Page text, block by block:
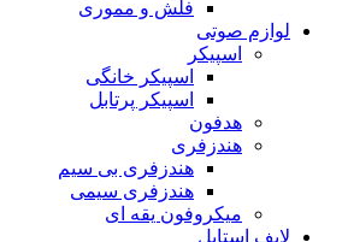
فلش و مموری
لوازم صوتی
اسپیکر
اسپیکر خانگی
اسپیکر پرتابل
هدفون
هندزفری
هندزفری بی سیم
هندزفری سیمی
میکروفون یقه ای
لایف استایل